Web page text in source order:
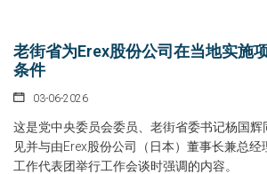
老街省为Erex股份公司在当地实施
条件
03-06-2026
这是党中央委员会委员、老街省委书记杨国
见并与由Erex股份公司（日本）董事长兼总
工作代表团举行工作会谈时强调的内容。